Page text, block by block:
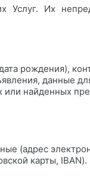
Их
рождения),
данные
или найденных
(адрес
карты, IBAN).